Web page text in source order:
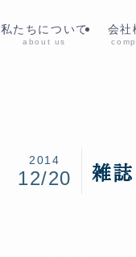
私たちについて
about us
会社
雑
2014
12/20